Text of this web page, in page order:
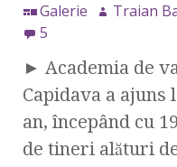
Galerie Traian
5
► Academia de
Capidava a
an, începând cu
de tineri alături